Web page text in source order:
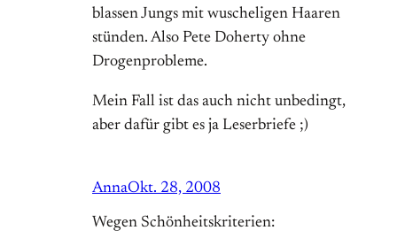
blassen Jungs mit wuscheligen Haaren
stünden. Also Pete Doherty ohne
Drogenprobleme.
Mein Fall ist das auch nicht unbedingt,
aber dafür gibt es ja Leserbriefe ;)
AnnaOkt. 28, 2008
Wegen Schönheitskriterien: